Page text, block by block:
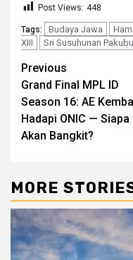
Post Views: 448
Tags: Budaya Jawa
XIII
Sri Susuhunan
Continue
Reading
Previous
Grand Final MPL ID
Season 16: AE
Hadapi ONIC — Siapa
Akan Bangkit?
MORE